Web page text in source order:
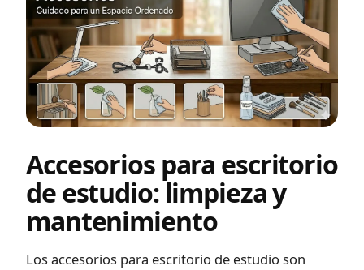
Accesorios para escritorio
de estudio: limpieza y
mantenimiento
Los accesorios para escritorio de estudio son